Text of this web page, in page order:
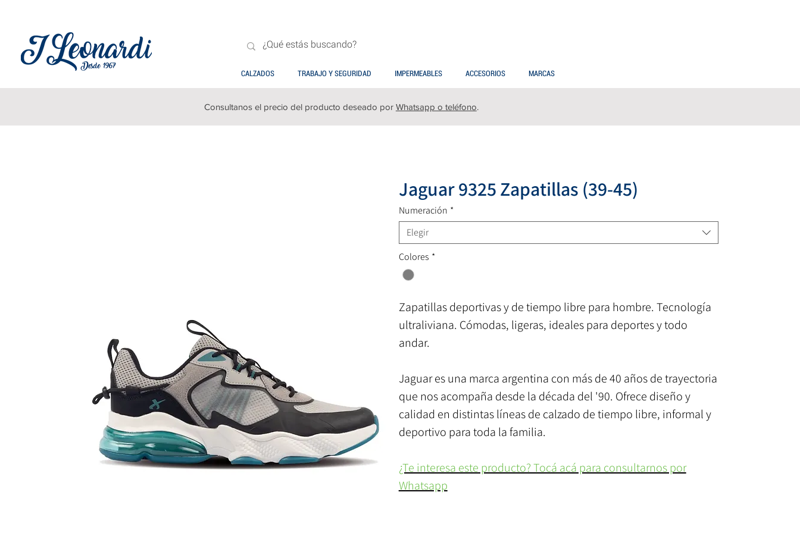
CALZADOS TRABAJO Y SEGURIDAD IMPERMEABLES ACCESORIOS MARCAS
Jaguar 9325 Zapatillas (39-45)
Numeración *
Elegir
Colores *
Zapatillas deportivas y de tiempo libre para hombre. Tecnología
ultraliviana. Cómodas, ligeras, ideales para deportes y todo
andar.
Jaguar es una marca argentina con más de 40 años de trayectoria
que nos acompaña desde la década del '90. Ofrece diseño y
calidad en distintas líneas de calzado de tiempo libre, informal y
deportivo para toda la familia.
¿Te interesa este producto? Tocá acá para consultarnos por
Whatsapp
Consultanos el precio del producto deseado por Whatsapp o teléfono.